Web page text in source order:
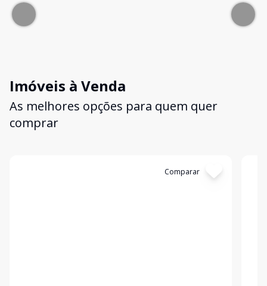
Imóveis à Venda
As melhores opções para quem quer
comprar
Comparar